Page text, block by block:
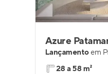
Azure
Lançamento em
28 a 58 m²